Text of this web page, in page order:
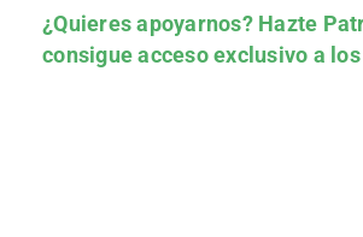
¿Quieres apoyarnos? Hazte
consigue acceso exclusivo a